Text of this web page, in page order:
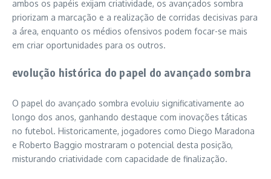
ambos os papéis exijam criatividade, os avançados sombra
priorizam a marcação e a realização de corridas decisivas para
a área, enquanto os médios ofensivos podem focar-se mais
em criar oportunidades para os outros.
evolução histórica do papel do avançado sombra
O papel do avançado sombra evoluiu significativamente ao
longo dos anos, ganhando destaque com inovações táticas
no futebol. Historicamente, jogadores como Diego Maradona
e Roberto Baggio mostraram o potencial desta posição,
misturando criatividade com capacidade de finalização.